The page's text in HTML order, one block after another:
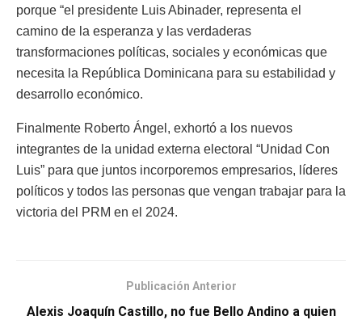
porque “el presidente Luis Abinader, representa el
camino de la esperanza y las verdaderas
transformaciones políticas, sociales y económicas que
necesita la República Dominicana para su estabilidad y
desarrollo económico.
Finalmente Roberto Ángel, exhortó a los nuevos
integrantes de la unidad externa electoral “Unidad Con
Luis” para que juntos incorporemos empresarios, líderes
políticos y todos las personas que vengan trabajar para la
victoria del PRM en el 2024.
Publicación Anterior
Alexis Joaquín Castillo, no fue Bello Andino a quien